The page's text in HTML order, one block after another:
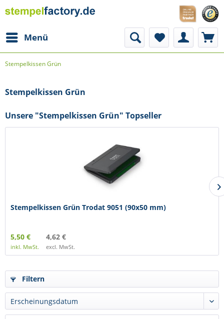
Menü
Stempelkissen Grün
Stempelkissen Grün
Unsere "Stempelkissen Grün" Topseller
Stempelkissen Grün Trodat 9051 (90x50 mm)
5,50 €
inkl. MwSt.
4,62 €
excl. MwSt.
Filtern